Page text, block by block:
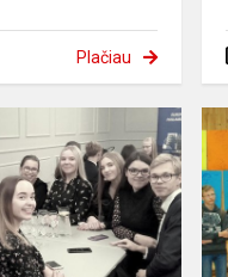
Plačiau